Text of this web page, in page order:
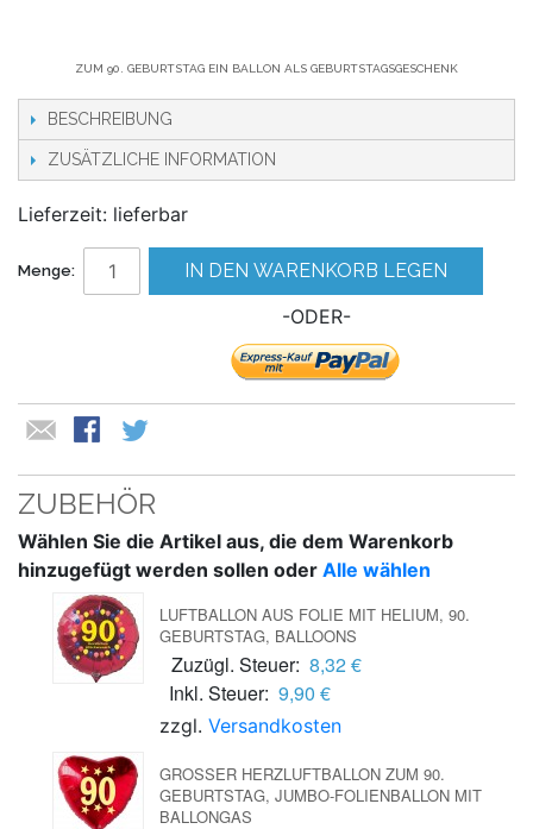
ZUM 90. GEBURTSTAG EIN BALLON ALS GEBURTSTAGSGESCHENK
BESCHREIBUNG
ZUSÄTZLICHE INFORMATION
Lieferzeit: lieferbar
Menge: IN DEN WARENKORB LEGEN
-ODER-
ZUBEHÖR
Wählen Sie die Artikel aus, die dem Warenkorb
hinzugefügt werden sollen oder Alle wählen
LUFTBALLON AUS FOLIE MIT HELIUM, 90.
GEBURTSTAG, BALLOONS
Zuzügl. Steuer: 8,32 €
Inkl. Steuer: 9,90 €
zzgl. Versandkosten
GROSSER HERZLUFTBALLON ZUM 90. G
EBURTSTAG, JUMBO-FOLIENBALLON MIT B
ALLONGAS